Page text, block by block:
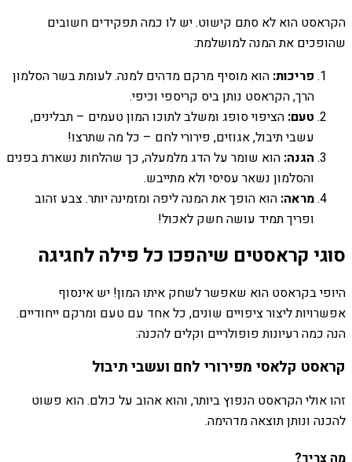
הקראסט הוא לא סתם קישוט. יש לו כמה תפקידים חשובים
שהופכים את המנה למושלמת:
פריכות: הוא מוסיף מרקם מדהים למנה. לעומת בשר הסלמון
הרך, הקראסט נותן ביס קריספי וכיפי.
טעם: הציפוי סופג ומשלב לתוכו המון טעמים – תבלינים,
עשבי תיבול, אגוזים, פירורי לחם – כל מה שתרצו!
הגנה: הוא שומר על הדג מלמעלה, כך שהלחות נשארת בפנים
והסלמון נשאר עסיסי ולא מתייבש.
מראה: הוא הופך את המנה ליפה ומזמינה יותר. צבע זהוב
ופריך תמיד עושה חשק לאכול!
סוגי קראסטים שיהפכו כל פילה לחגיגה
היופי בקראסט הוא שאפשר לשחק איתו המון! יש אינסוף
אפשרויות ליצור ציפויים שונים, כל אחד עם טעם ומרקם ייחודיים.
הנה כמה רעיונות פופולריים וקלים להכנה:
קראסט קלאסי מפירורי לחם ועשבי תיבול
זהו אולי הקראסט הנפוץ ביותר, והוא אהוב על כולם. הוא פשוט
להכנה ונותן תוצאה מדהימה.